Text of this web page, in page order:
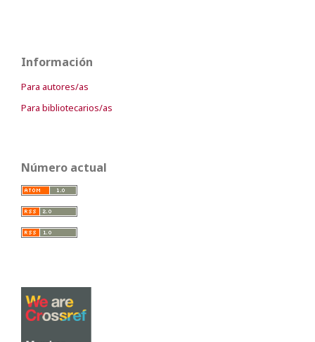
Información
Para autores/as
Para bibliotecarios/as
Número actual